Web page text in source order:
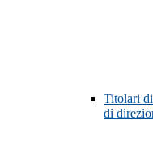
Titolari
di